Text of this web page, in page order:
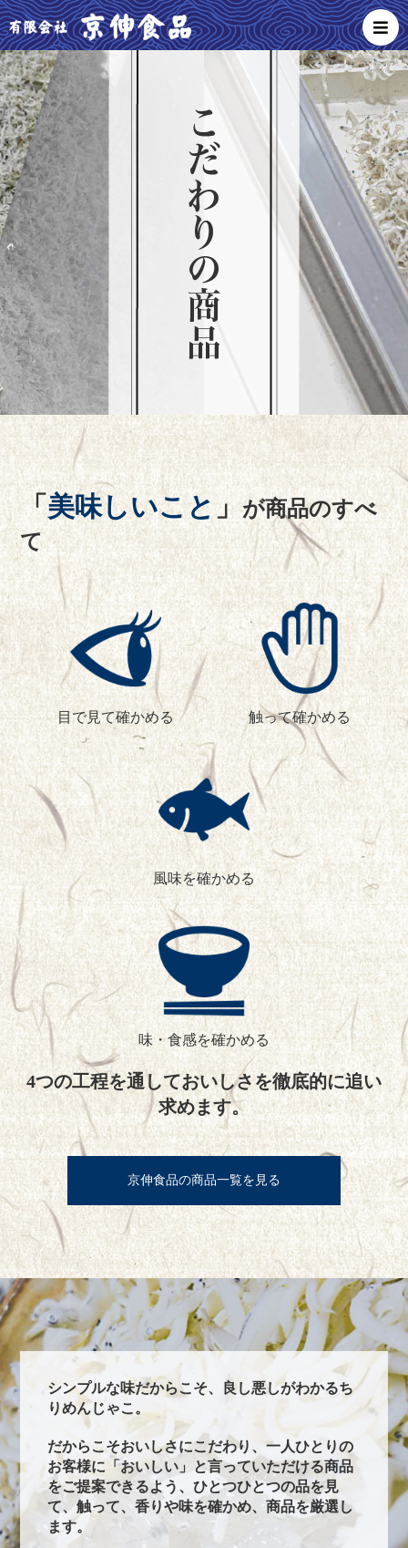
「美味しいこと 」が商品のすべ
て
目で見て確かめる 触って確かめる
風味を確かめる
味・食感を確かめる
4つの工程を通しておいしさを徹底的に追い
求めます。
京伸食品の商品一覧を見る
シンプルな味だからこそ、良し悪しがわかるち
りめんじゃこ。
だからこそおいしさにこだわり、一人ひとりの
お客様に「おいしい」と言っていただける商品
をご提案できるよう、ひとつひとつの品を見
て、触って、香りや味を確かめ、商品を厳選し
ます。